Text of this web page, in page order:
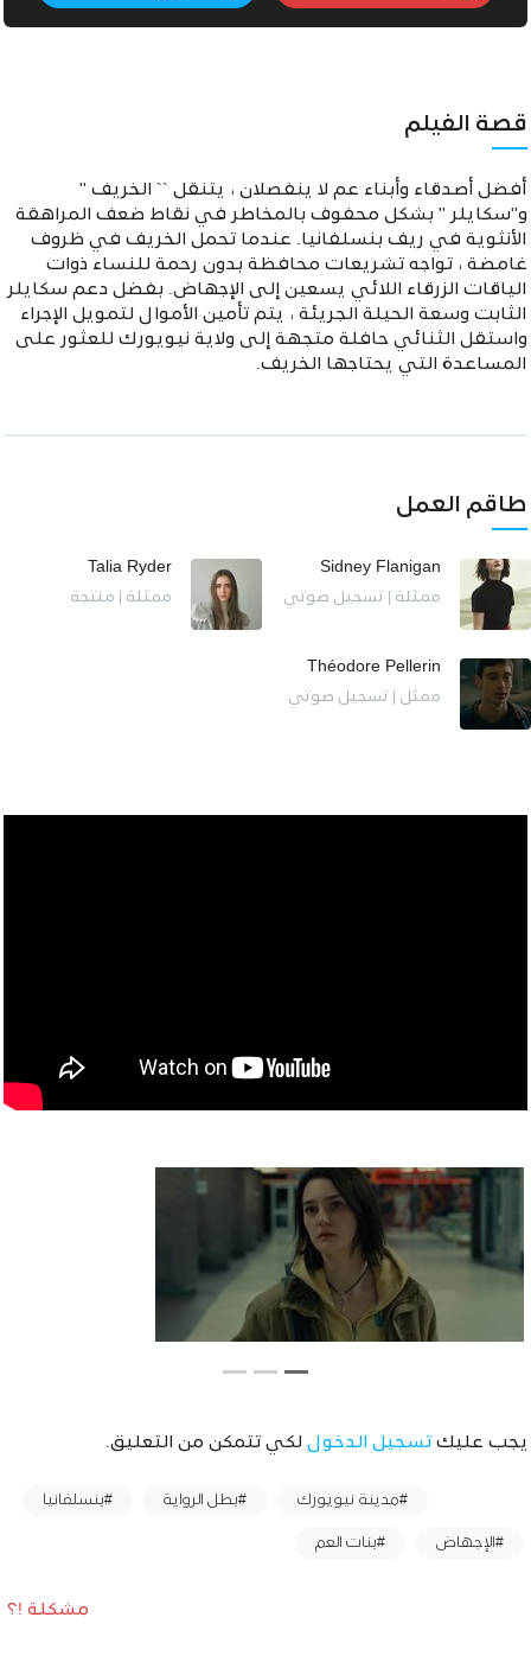
قصة الفيلم
أفضل أصدقاء وأبناء عم لا ينفصلان ، يتنقل `` الخريف ''
و''سكايلر '' بشكل محفوف بالمخاطر في نقاط ضعف المراهقة
الأنثوية في ريف بنسلفانيا. عندما تحمل الخريف في ظروف
غامضة ، تواجه تشريعات محافظة بدون رحمة للنساء ذوات
الياقات الزرقاء اللائي يسعين إلى الإجهاض. بفضل دعم سكايلر
الثابت وسعة الحيلة الجريئة ، يتم تأمين الأموال لتمويل الإجراء
واستقل الثنائي حافلة متجهة إلى ولاية نيويورك للعثور على
المساعدة التي يحتاجها الخريف.
طاقم العمل
Sidney Flanigan
ممثلة | تسجيل صوتي
Talia Ryder
ممثلة | منتجة
Théodore Pellerin
ممثل | تسجيل صوتي
يجب عليك تسجيل الدخول لكي تتمكن من التعليق.
#مدينة نيويورك #بطل الرواية #بنسلفانيا
#الإجهاض #بنات العم
مشكلة !؟